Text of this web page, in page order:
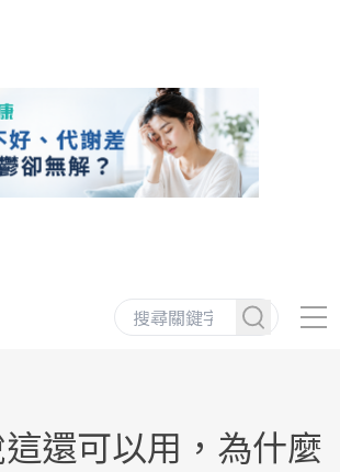
還可以用，為什麼